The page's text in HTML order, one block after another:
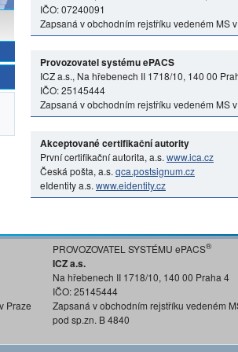
IČO: 07240091
Zapsaná v obchodním rejstříku vedeném MS
Provozovatel systému ePACS
ICZ a.s., Na hřebenech II 1718/10, 140 00
IČO: 25145444
Zapsaná v obchodním rejstříku vedeném MS
Akceptované certifikační autority
První certifikační autorita, a.s. www.ica.cz
Česká pošta, a.s. qca.postsignum.cz
eIdentity a.s. www.eidentity.cz
Praze
PROVOZOVATEL SYSTÉMU ePACS®
ICZ a.s.
Na hřebenech II 1718/10, 140 00 Praha 4
IČO: 25145444
Zapsaná v obchodním rejstříku vedeném
pod sp.zn. B 4840